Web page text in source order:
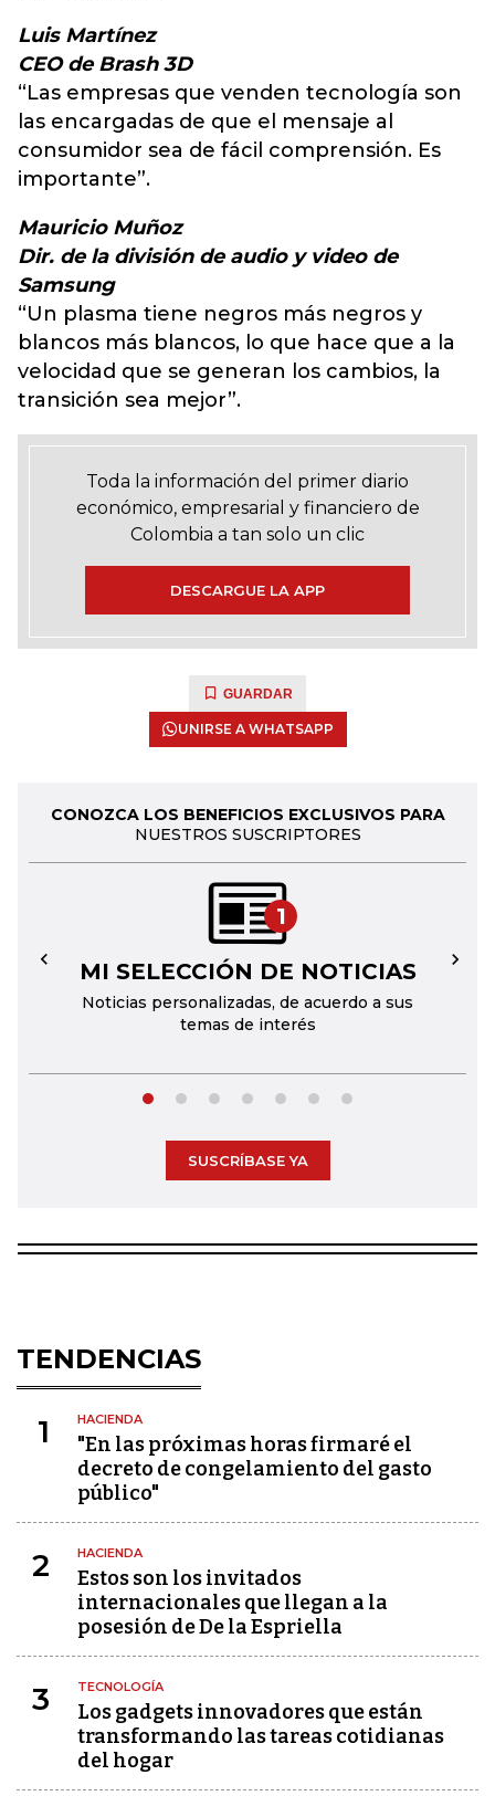
Luis Martínez
CEO de Brash 3D
“Las empresas que venden tecnología son
las encargadas de que el mensaje al
consumidor sea de fácil comprensión. Es
importante”.
Mauricio Muñoz
Dir. de la división de audio y video de
Samsung
“Un plasma tiene negros más negros y
blancos más blancos, lo que hace que a la
velocidad que se generan los cambios, la
transición sea mejor”.
Toda la información del primer diario
económico, empresarial y financiero de
Colombia a tan solo un clic
DESCARGUE LA APP
GUARDAR
UNIRSE A WHATSAPP
CONOZCA LOS BENEFICIOS EXCLUSIVOS PARA
NUESTROS SUSCRIPTORES
1
MI SELECCIÓN DE NOTICIAS
Noticias personalizadas, de acuerdo a sus
temas de interés
← →
SUSCRÍBASE YA
TENDENCIAS
1 HACIENDA
"En las próximas horas firmaré el
decreto de congelamiento del gasto
público"
2 HACIENDA
Estos son los invitados
internacionales que llegan a la
posesión de De la Espriella
3 TECNOLOGÍA
Los gadgets innovadores que están
transformando las tareas cotidianas
del hogar